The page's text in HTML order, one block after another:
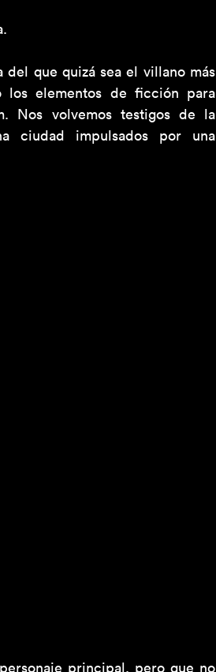
que quizá sea el villano más
elementos de ficción para
Nos volvemos testigos de la
ciudad impulsados por una
principal, pero que no